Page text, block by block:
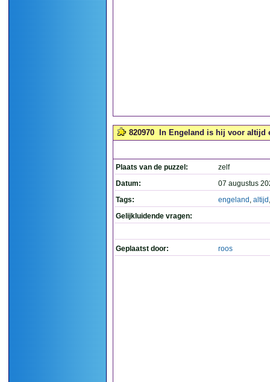
820970 In Engeland is hij voor altijd
Plaats van de puzzel:
zelf
Datum:
07 augustus
Tags:
engeland , altijd
Gelijkluidende vragen:
Geplaatst door: roos